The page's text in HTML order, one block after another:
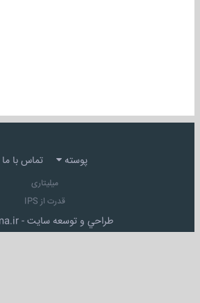
پوسته تماس با ما
میلیتاری
قدرت از IPS
طراحي و توسعه سايت -